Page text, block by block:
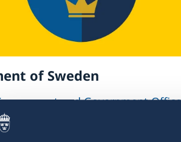
of Sweden
and Government